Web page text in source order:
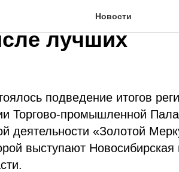
Новости
лучших
подведение итогов
Торгово-промышленной
деятельности «Золотой
выступают